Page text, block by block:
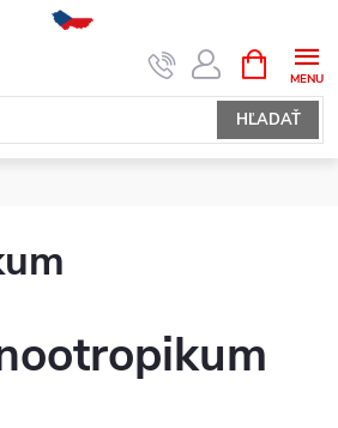
HĽADAŤ
KOŠÍK